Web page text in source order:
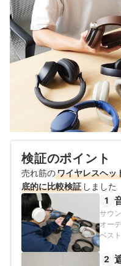
検証のポイント
売れ筋のワイヤレスヘッ
底的に比較検証 しました
1
サウ
オー
ベス
いま
2